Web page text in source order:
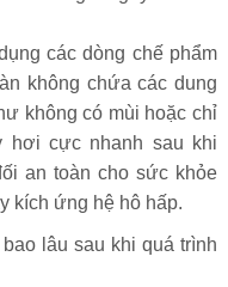
các dòng chế phẩm
không chứa các dung
không có mùi hoặc chỉ
hơi cực nhanh sau khi
an toàn cho sức khỏe
kích ứng hệ hô hấp.
lâu sau khi quá trình